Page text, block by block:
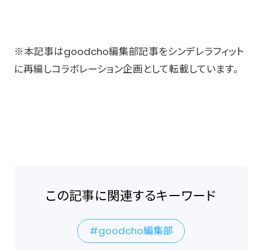
※本記事はgoodcho編集部記事をシンデレラフィット
に再編しコラボレーション企画として転載しています。
この記事に関連するキーワード
goodcho編集部